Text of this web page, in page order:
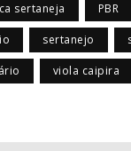
sertaneja PBR
sertanejo
viola caipira